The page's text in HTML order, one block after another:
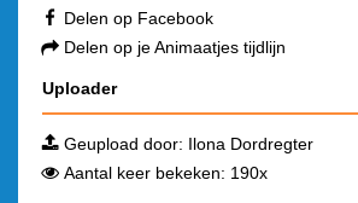
Delen op Facebook
Delen op je Animaatjes tijdlijn
Uploader
Geupload door: Ilona Dordregter
Aantal keer bekeken: 190x